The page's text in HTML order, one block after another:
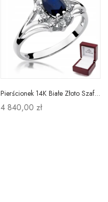
Pierścionek 14K Białe Złoto Szafir Diamenty Grawer
4 840,00 zł